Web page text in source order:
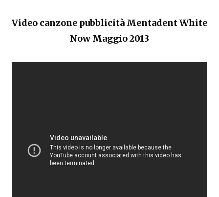
Video canzone pubblicità Mentadent White
Now Maggio 2013